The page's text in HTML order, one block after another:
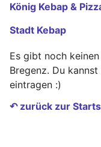
König Kebap &
Stadt Kebap
Es gibt noch
Bregenz. Du
eintragen :)
↶ zurück zur